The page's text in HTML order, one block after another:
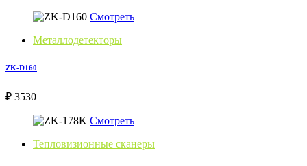
Смотреть
Металлодетекторы
ZK-D160
₽ 3530
Смотреть
Тепловизионные сканеры